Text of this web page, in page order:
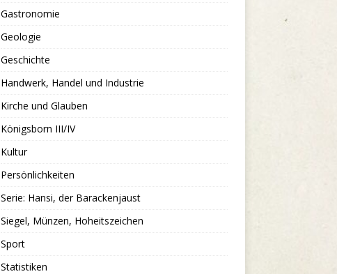
Gastronomie
Geologie
Geschichte
Handwerk, Handel und Industrie
Kirche und Glauben
Königsborn III/IV
Kultur
Persönlichkeiten
Serie: Hansi, der Barackenjaust
Siegel, Münzen, Hoheitszeichen
Sport
Statistiken